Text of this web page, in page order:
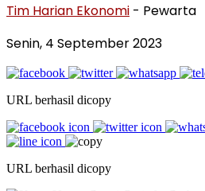
Tim Harian Ekonomi - Pewarta
Senin, 4 September 2023
URL berhasil dicopy
URL berhasil dicopy